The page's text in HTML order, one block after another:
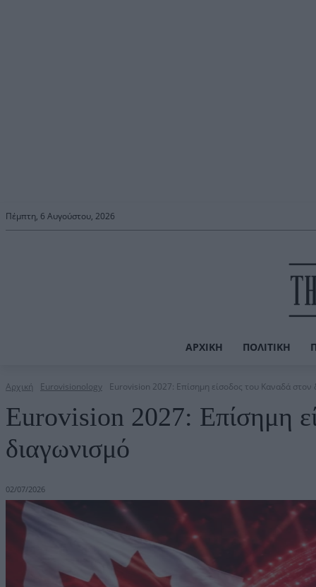
Πέμπτη, 6 Αυγούστου, 2026
ΑΡΧΙΚΉ ΠΟΛΙΤΙΚΉ
Αρχική Eurovisionology Eurovision 2027: Επίσημη είσοδος του Καναδά στον
Eurovision 2027: Επίσημη
διαγωνισμό
02/07/2026